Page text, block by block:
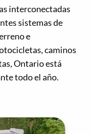
interconectadas
sistemas de
e
caminos
Ontario está
todo el año.